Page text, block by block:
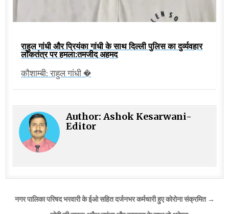
राहुल गांधी और प्रियंका गांधी के साथ दिल्ली पुलिस का दुर्व्यवहार
लोकतंत्र पर हमला:तमजीद अहमद
कौशाम्बी: राहुल गांधी �
Author:Ashok Kesarwani-
Editor
Post
नगर पालिका परिषद भरवारी के ईओ सहित दर्जनभर कर्मचारी हुए कोरोना संक्रमित →